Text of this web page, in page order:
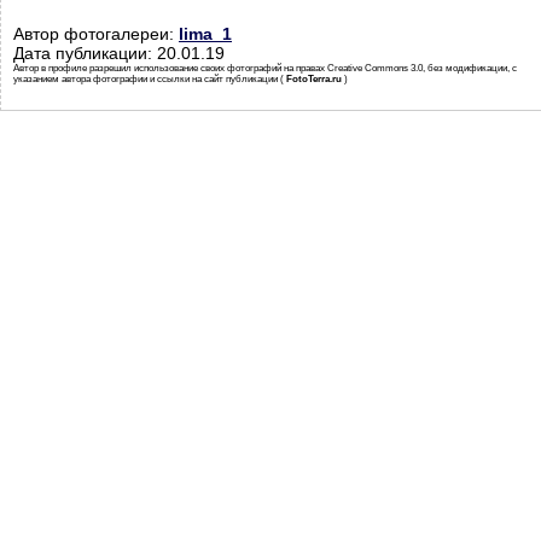
Автор фотогалереи: lima_1
Дата публикации: 20.01.19
Автор в профиле разрешил использование своих фотографий на правах Creative Commons 3.0, без модификации, с
указанием автора фотографии и ссылки на сайт публикации ( FotoTerra.ru )